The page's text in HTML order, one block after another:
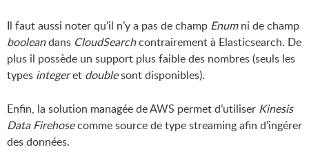
Il faut aussi noter qu’il n’y a pas de champ Enumni de champ
booleandans CloudSearchcontrairement à Elasticsearch. De
plus il possède un support plus faible des nombres (seuls les
types integeret doublesont disponibles).
Enfin, la solution managée de AWS permet d’utiliser Kinesis
Data Firehosecomme source de type streaming afin d’ingérer
des données.